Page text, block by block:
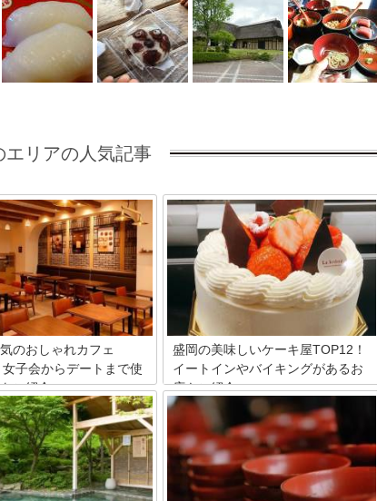
エリアの人気記事
のおしゃれカフェ
子会からデートまで使
ご紹介
市のおしゃれなカフェ屋さん
ます！盛岡市は岩手県県庁所
手わんこそば」「盛岡じゃじ
、人気ご当地グルメも有名で
た、同じ盛岡市内には、おし
ンモールが2店舗も！観光や
盛岡の美味しいケーキ屋TOP12！
イートインやバイキングがあるお
店もご紹介
盛岡の名物と言えば？盛岡冷麺やじゃじ
ゃ麺、日本海の海の幸を使用した海鮮丼
や前沢牛が浮かびますよね。しかし、盛
岡には魅力的なケーキ屋さんがたくさん
あるのです。ケーキビュッフェができる
お店も併せて、盛岡のおすすめケーキ屋